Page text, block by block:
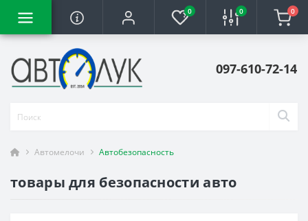
0 0 0
097-610-72-14
Автомелочи Автобезопасность
товары для безопасности авто